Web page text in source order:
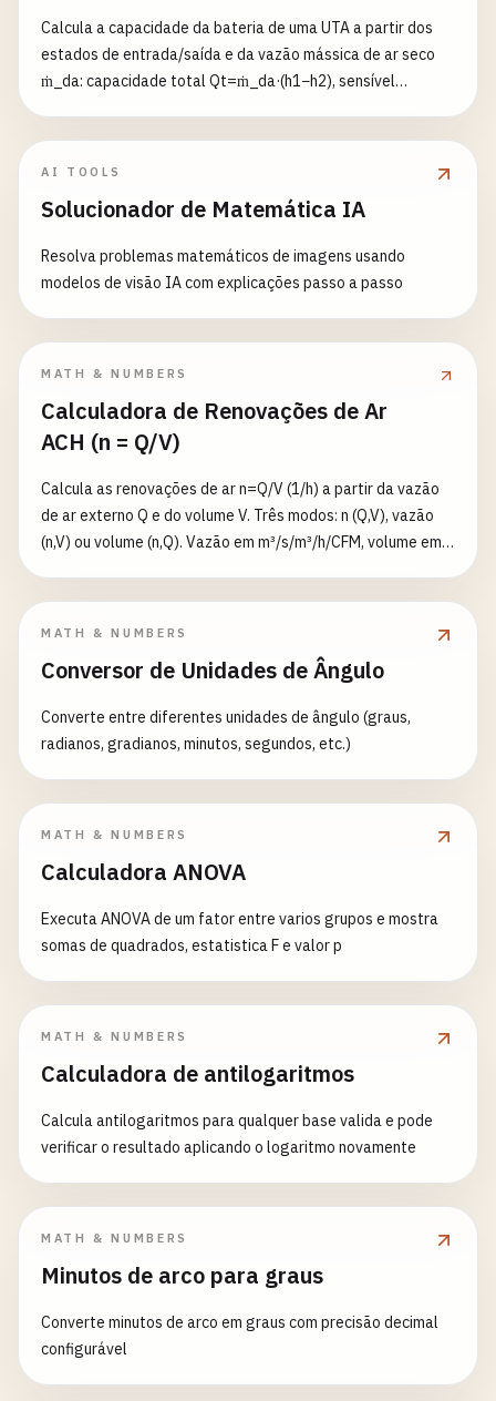
Calcula a capacidade da bateria de uma UTA a partir dos
estados de entrada/saída e da vazão mássica de ar seco
ṁ_da: capacidade total Qt=ṁ_da·(h1−h2), sensível
para resfriar ou aquecer.
AI TOOLS
Solucionador de Matemática IA
Resolva problemas matemáticos de imagens usando
modelos de visão IA com explicações passo a passo
MATH & NUMBERS
Calculadora de Renovações de Ar
ACH (n = Q/V)
Calcula as renovações de ar n=Q/V (1/h) a partir da vazão
de ar externo Q e do volume V. Três modos: n (Q,V), vazão
(n,V) ou volume (n,Q). Vazão em m³/s/m³/h/CFM, volume em
MATH & NUMBERS
Conversor de Unidades de Ângulo
Converte entre diferentes unidades de ângulo (graus,
radianos, gradianos, minutos, segundos, etc.)
MATH & NUMBERS
Calculadora ANOVA
Executa ANOVA de um fator entre varios grupos e mostra
somas de quadrados, estatistica F e valor p
MATH & NUMBERS
Calculadora de antilogaritmos
Calcula antilogaritmos para qualquer base valida e pode
verificar o resultado aplicando o logaritmo novamente
MATH & NUMBERS
Minutos de arco para graus
Converte minutos de arco em graus com precisão decimal
configurável